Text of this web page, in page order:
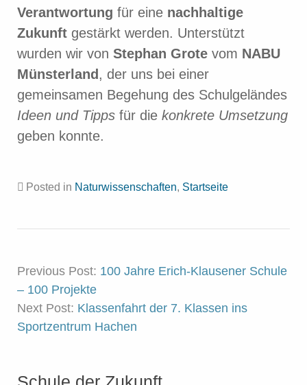
Verantwortung für eine nachhaltige
Zukunft gestärkt werden. Unterstützt
wurden wir von Stephan Grote vom NABU
Münsterland , der uns bei einer
gemeinsamen Begehung des Schulgeländes
Ideen und Tipps für die konkrete Umsetzung
geben konnte.
Posted in Naturwissenschaften, Startseite
Previous Post: 100 Jahre Erich-Klausener Schule
– 100 Projekte
Next Post: Klassenfahrt der 7. Klassen ins
Sportzentrum Hachen